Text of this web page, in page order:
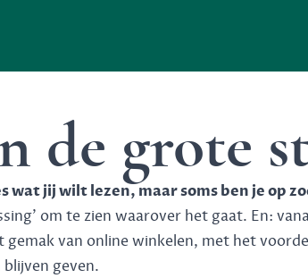
de grote
wat jij wilt lezen, maar soms ben je op
om te zien waarover het gaat. En:
van online winkelen, met het
geven.